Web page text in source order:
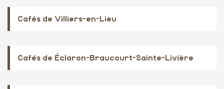
Cafés de Villiers-en-Lieu
Cafés de Éclaron-Braucourt-Sainte-Livière